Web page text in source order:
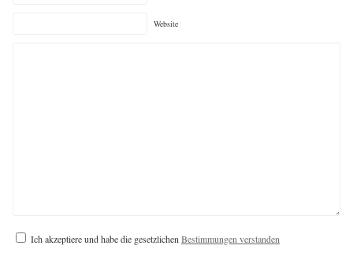
Website
Ich akzeptiere und habe die gesetzlichen Bestimmungen verstanden